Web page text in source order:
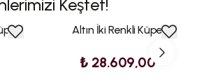
Keşfet!
Altın İki Renkli Küpe
₺ 28.609,00